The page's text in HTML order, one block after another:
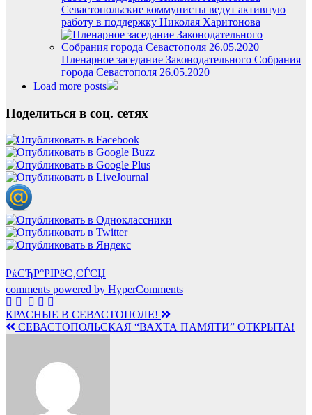
Севастопольские коммунисты ведут активную
работу в поддержку Николая Харитонова
Пленарное заседание Законодательного Собрания
города Севастополя 26.05.2020
Load more posts
Поделиться в соц. сетях
РќСЂР°РІРёС‚СЃСЏ
comments powered by HyperComments
Навигация
по
КРАСНЫЕ В СЕВАСТОПОЛЕ!
СЕВАСТОПОЛЬСКАЯ “ВАХТА ПАМЯТИ” ОТКРЫТА!